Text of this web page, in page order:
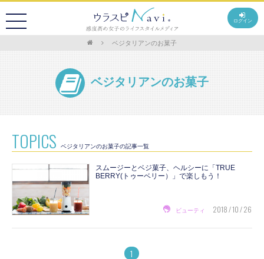
ログイン
ベジタリアンのお菓子
ベジタリアンのお菓子
TOPICS ベジタリアンのお菓子の記事一覧
スムージーとベジ菓子、ヘルシーに「TRUE
BERRY(トゥーベリー）」で楽しもう！
ビューティ 2018 / 10 / 26
1